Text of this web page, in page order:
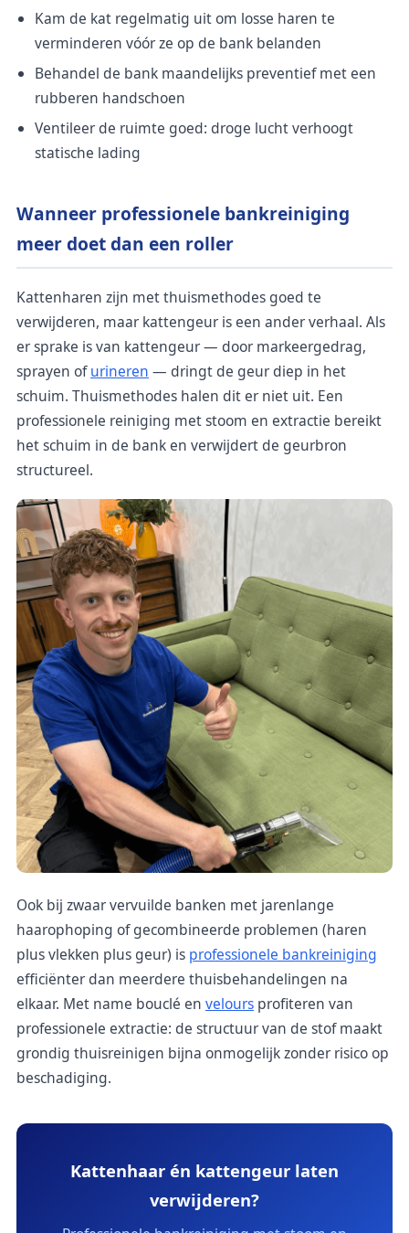
Kam de kat regelmatig uit om losse haren te
verminderen vóór ze op de bank belanden
Behandel de bank maandelijks preventief met een
rubberen handschoen
Ventileer de ruimte goed: droge lucht verhoogt
statische lading
Wanneer professionele bankreiniging
meer doet dan een roller
Kattenharen zijn met thuismethodes goed te
verwijderen, maar kattengeur is een ander verhaal. Als
er sprake is van kattengeur — door markeergedrag,
sprayen ofurineren — dringt de geur diep in het
schuim. Thuismethodes halen dit er niet uit. Een
professionele reiniging met stoom en extractie bereikt
het schuim in de bank en verwijdert de geurbron
structureel.
Ook bij zwaar vervuilde banken met jarenlange
haarophoping of gecombineerde problemen (haren
plus vlekken plus geur) is professionele bankreiniging
efficiënter dan meerdere thuisbehandelingen na
elkaar. Met name bouclé en velours profiteren van
professionele extractie: de structuur van de stof maakt
grondig thuisreinigen bijna onmogelijk zonder risico op
beschadiging.
Kattenhaar én kattengeur laten
verwijderen?